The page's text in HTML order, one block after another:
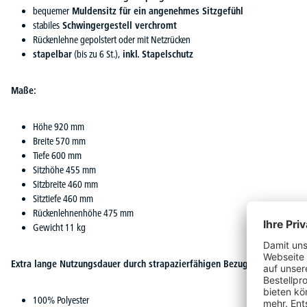
bequemer Muldensitz für ein angenehmes Sitzgefühl
stabiles Schwingergestell verchromt
Rückenlehne gepolstert oder mit Netzrücken
stapelbar(bis zu 6 St.), inkl. Stapelschutz
Maße:
Höhe 920 mm
Breite 570 mm
Tiefe 600 mm
Sitzhöhe 455 mm
Sitzbreite 460 mm
Sitztiefe 460 mm
Rückenlehnenhöhe 475 mm
Gewicht 11 kg
Extra lange Nutzungsdauer durch strapazierfähigen Bezugsstoff DELTA
100% Polyester